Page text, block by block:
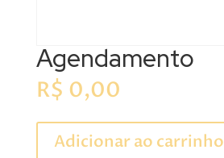
Agendamento
R$ 0,00
Agendamento
quantidade
Adicionar ao carrinho